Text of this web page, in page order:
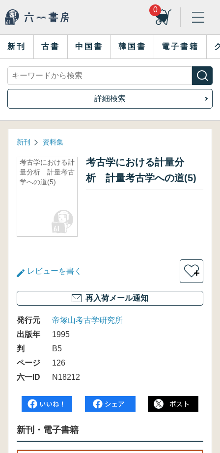
0
新刊 古書 中国書 韓国書 電子書籍
詳細検索
新刊 資料集
考古学における計
量分析 計量考古
学への道(5)
考古学における計量分
析 計量考古学への道(5)
レビューを書く ＋
再入荷メール通知
発行元
帝塚山考古学研究所
出版年
1995
判
B5
ページ
126
六一ID
N18212
新刊・電子書籍